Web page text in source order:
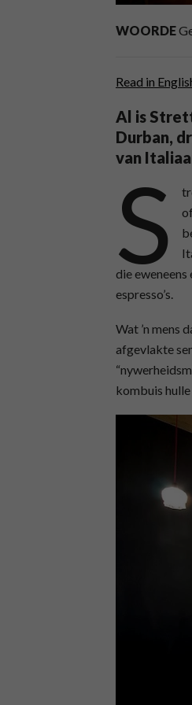
WOORDE
Read in
Al is
Durban,
van
S
die
espresso’s.
Wat ’n mens
afgevlakte
kombuis hulle